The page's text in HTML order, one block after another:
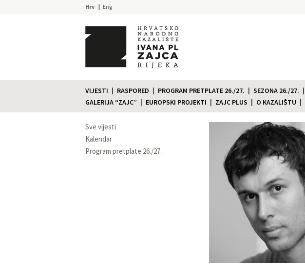
Hrv Eng
VIJESTI RASPORED PROGRAM PRETPLATE 26./27. SEZONA 26./27.
GALERIJA “ZAJC”
EUROPSKI PROJEKTI ZAJC PLUS O KAZALIŠTU
Sve vijesti
Kalendar
Program pretplate 26./27.